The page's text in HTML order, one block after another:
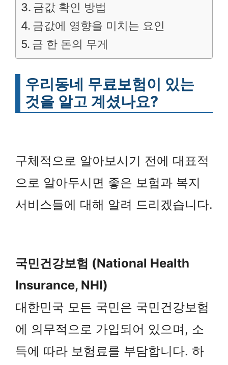
금값 확인 방법
금값에 영향을 미치는 요인
금 한 돈의 무게
우리동네 무료보험이 있는
것을 알고 계셨나요?
구체적으로 알아보시기 전에 대표적
으로 알아두시면 좋은 보험과 복지
서비스들에 대해 알려 드리겠습니다.
국민건강보험 (National Health
Insurance, NHI)
대한민국 모든 국민은 국민건강보험
에 의무적으로 가입되어 있으며, 소
득에 따라 보험료를 부담합니다. 하